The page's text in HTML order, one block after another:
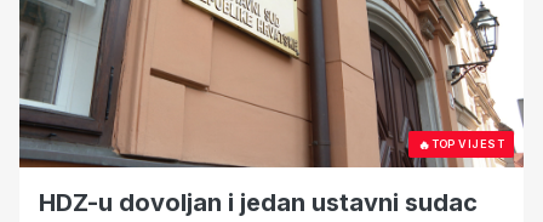
🔥TOP VIJEST
HDZ-u dovoljan i jedan ustavni sudac